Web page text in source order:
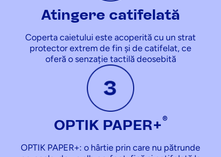
Atingere catifelată
Coperta caietului este acoperită cu un strat
protector extrem de fin și de catifelat, ce
oferă o senzație tactilă deosebită
OPTIK PAPER+®
OPTIK PAPER+: o hârtie prin care nu pătrunde